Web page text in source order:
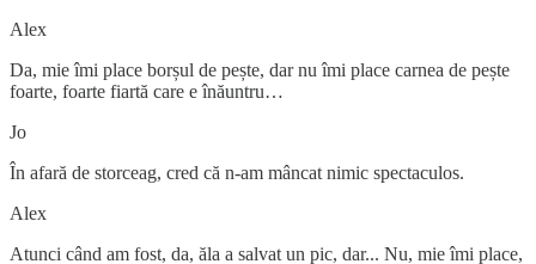
Alex
Da, mie îmi place borșul de pește, dar nu îmi place carnea de pește
foarte, foarte fiartă care e înăuntru…
Jo
În afară de storceag, cred că n-am mâncat nimic spectaculos.
Alex
Atunci când am fost, da, ăla a salvat un pic, dar... Nu, mie îmi place,